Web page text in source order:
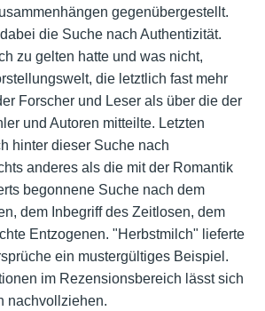
gegenübergestellt.
die Suche nach Authentizität.
zu gelten hatte und was nicht,
die letztlich fast mehr
Forscher und Leser als über die der
und Autoren mitteilte. Letzten
hinter dieser Suche nach
anderes als die mit der Romantik
begonnene Suche nach dem
dem Inbegriff des Zeitlosen, dem
Entzogenen. "Herbstmilch" lieferte
ein mustergültiges Beispiel.
im Rezensionsbereich lässt sich
nachvollziehen.